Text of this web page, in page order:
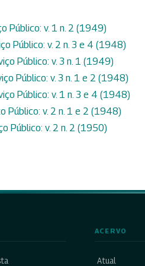
Público: v. 1 n. 2 (1949)
Público: v. 2 n. 3 e 4 (1948)
Público: v. 3 n. 1 (1949)
Público: v. 3 n. 1 e 2 (1948)
Público: v. 1 n. 3 e 4 (1948)
Público: v. 2 n. 1 e 2 (1948)
Público: v. 2 n. 2 (1950)
ACERVO
Atual